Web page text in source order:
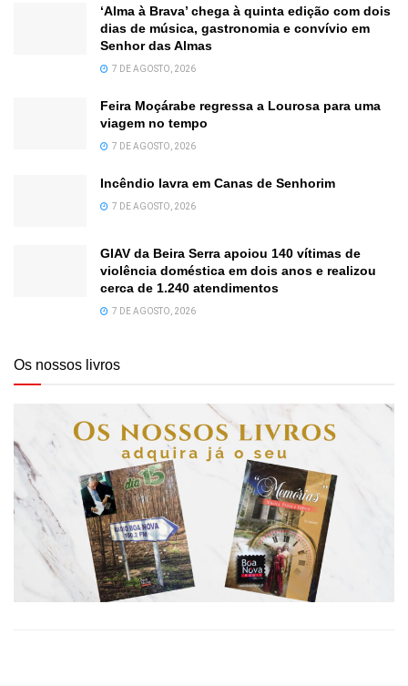
‘Alma à Brava’ chega à quinta edição com dois
dias de música, gastronomia e convívio em
Senhor das Almas
7 DE AGOSTO, 2026
Feira Moçárabe regressa a Lourosa para uma
viagem no tempo
7 DE AGOSTO, 2026
Incêndio lavra em Canas de Senhorim
7 DE AGOSTO, 2026
GIAV da Beira Serra apoiou 140 vítimas de
violência doméstica em dois anos e realizou
cerca de 1.240 atendimentos
7 DE AGOSTO, 2026
Os nossos livros